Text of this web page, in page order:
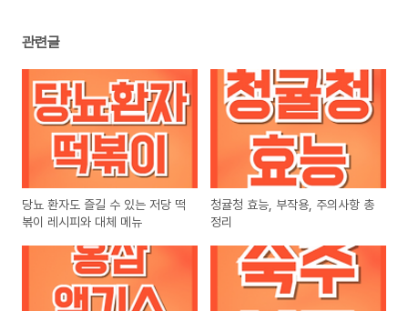
관련글
당뇨 환자도 즐길 수 있는 저당 떡
볶이 레시피와 대체 메뉴
청귤청 효능, 부작용, 주의사항 총
정리